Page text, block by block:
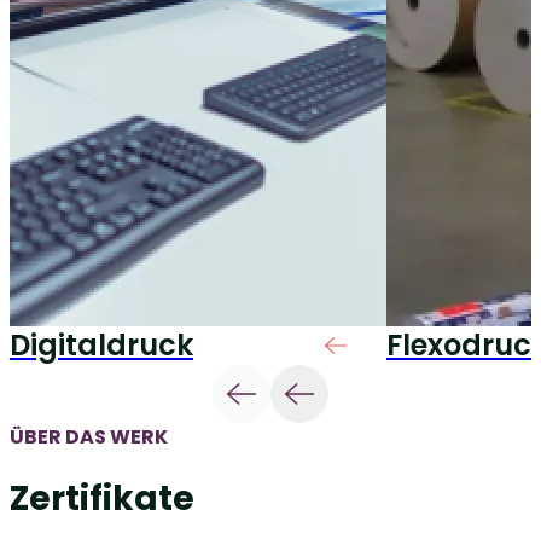
Digitaldruck
ÜBER DAS WERK
Zertifikate